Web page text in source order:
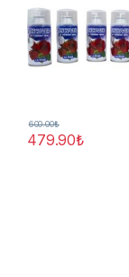
479.90₺
600.00₺